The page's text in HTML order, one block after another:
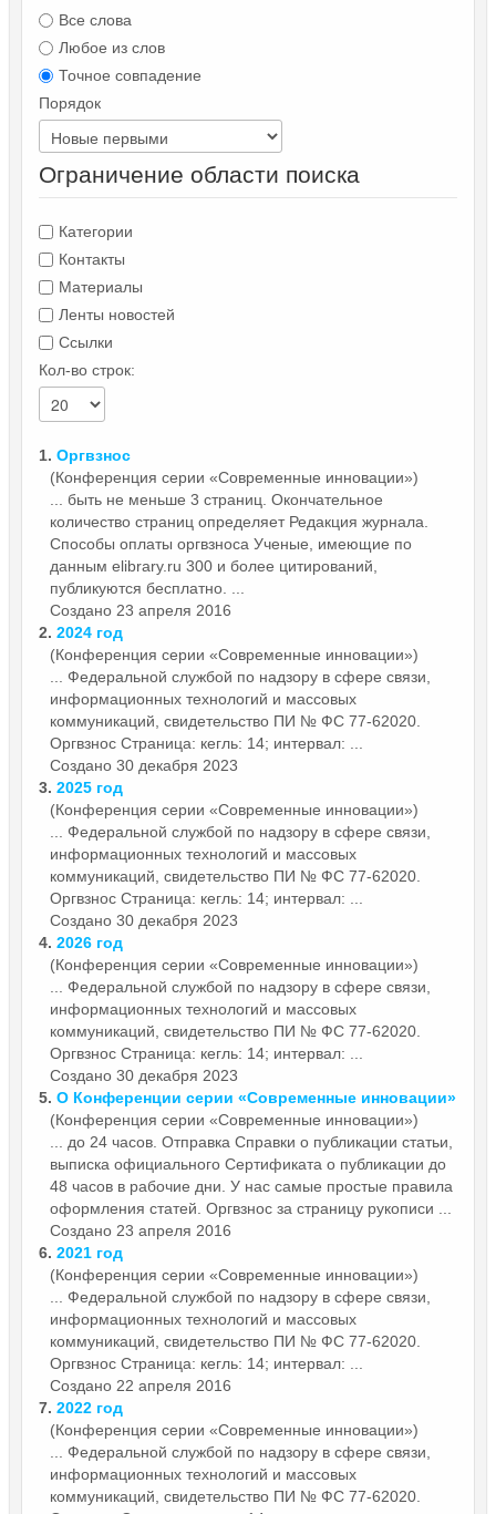
Все слова
Любое из слов
Точное совпадение
Порядок
Ограничение области поиска
Категории
Контакты
Материалы
Ленты новостей
Ссылки
Кол-во строк:
1. Оргвзнос
(Конференция серии «Современные инновации»)
... быть не меньше 3 страниц. Окончательное
количество страниц определяет Редакция журнала.
Способы оплаты оргвзноса Ученые, имеющие по
данным elibrary.ru 300 и более цитирований,
публикуются бесплатно. ...
Создано 23 апреля 2016
2. 2024 год
(Конференция серии «Современные инновации»)
... Федеральной службой по надзору в сфере связи,
информационных технологий и массовых
коммуникаций, свидетельство ПИ № ФС 77-62020.
Оргвзнос Страница: кегль: 14; интервал: ...
Создано 30 декабря 2023
3. 2025 год
(Конференция серии «Современные инновации»)
... Федеральной службой по надзору в сфере связи,
информационных технологий и массовых
коммуникаций, свидетельство ПИ № ФС 77-62020.
Оргвзнос Страница: кегль: 14; интервал: ...
Создано 30 декабря 2023
4. 2026 год
(Конференция серии «Современные инновации»)
... Федеральной службой по надзору в сфере связи,
информационных технологий и массовых
коммуникаций, свидетельство ПИ № ФС 77-62020.
Оргвзнос Страница: кегль: 14; интервал: ...
Создано 30 декабря 2023
5. О Конференции серии «Современные инновации»
(Конференция серии «Современные инновации»)
... до 24 часов. Отправка Справки о публикации статьи,
выписка официального Сертификата о публикации до
48 часов в рабочие дни. У нас самые простые правила
оформления статей. Оргвзнос за страницу рукописи ...
Создано 23 апреля 2016
6. 2021 год
(Конференция серии «Современные инновации»)
... Федеральной службой по надзору в сфере связи,
информационных технологий и массовых
коммуникаций, свидетельство ПИ № ФС 77-62020.
Оргвзнос Страница: кегль: 14; интервал: ...
Создано 22 апреля 2016
7. 2022 год
(Конференция серии «Современные инновации»)
... Федеральной службой по надзору в сфере связи,
информационных технологий и массовых
коммуникаций, свидетельство ПИ № ФС 77-62020.